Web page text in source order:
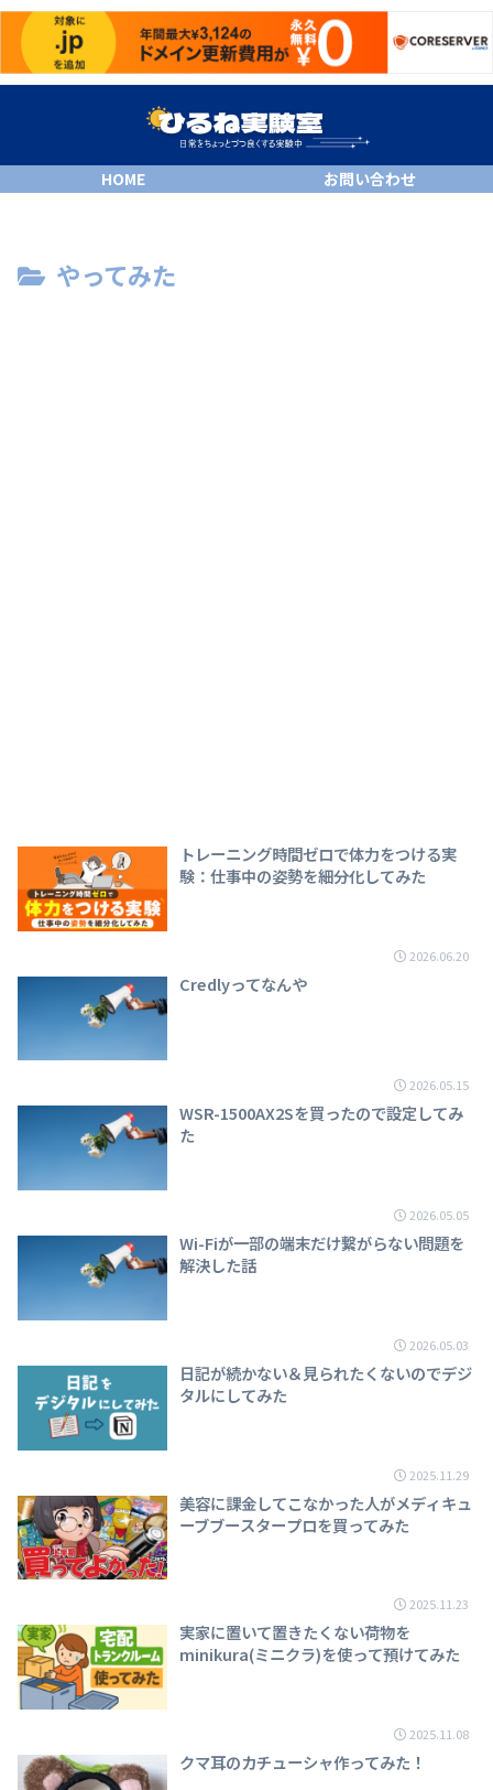
HOME お問い合わせ
やってみた
トレーニング時間ゼロで体力をつける実
験：仕事中の姿勢を細分化してみた
2026.06.20
Credlyってなんや
2026.05.15
WSR-1500AX2Sを買ったので設定してみ
た
2026.05.05
Wi-Fiが一部の端末だけ繋がらない問題を
解決した話
2026.05.03
日記が続かない＆見られたくないのでデジ
タルにしてみた
2025.11.29
美容に課金してこなかった人がメディキュ
ーブブースタープロを買ってみた
2025.11.23
実家に置いて置きたくない荷物を
minikura(ミニクラ)を使って預けてみた
2025.11.08
クマ耳のカチューシャ作ってみた！